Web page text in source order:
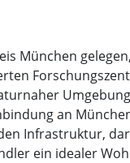
München
an
Infrastruktur,
ein idealer